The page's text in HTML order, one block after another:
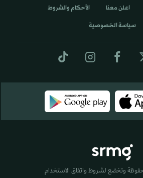
اعلن معنا الأحكام والشروط
سياسة الخصوصية
وتخضع لشروط واتفاق الاستخدام